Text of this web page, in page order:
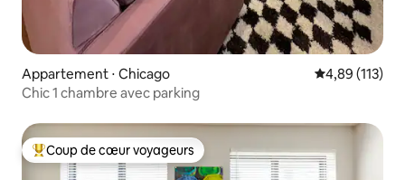
Appartement ⋅ Chicago Évaluation
4,89 (113)
Chic 1 chambre avec parking
Coups de cœur voyageurs les plus appréciés
Coup de cœur voyageurs